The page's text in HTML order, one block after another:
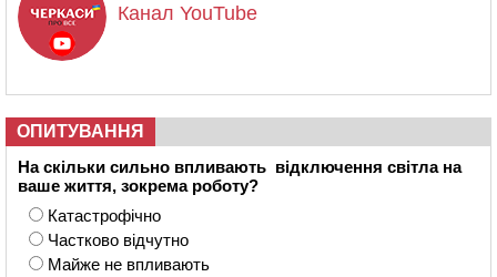
Канал YouTube
ОПИТУВАННЯ
На скільки сильно впливають відключення світла на
ваше життя, зокрема роботу?
Катастрофічно
Частково відчутно
Майже не впливають